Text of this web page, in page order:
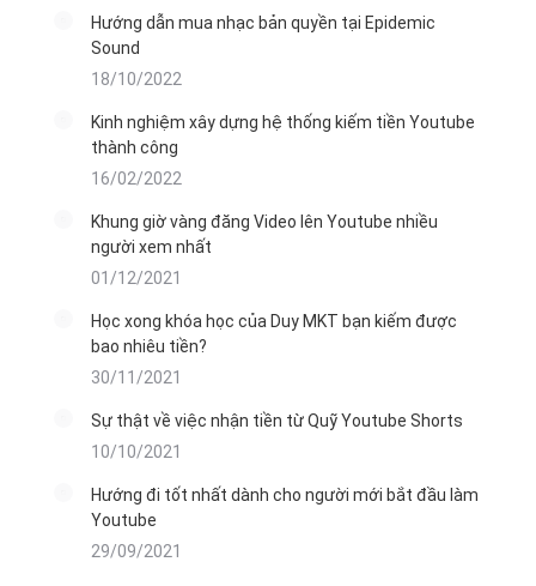
Hướng dẫn mua nhạc bản quyền tại Epidemic
Sound
18/10/2022
Kinh nghiệm xây dựng hệ thống kiếm tiền Youtube
thành công
16/02/2022
Khung giờ vàng đăng Video lên Youtube nhiều
người xem nhất
01/12/2021
Học xong khóa học của Duy MKT bạn kiếm được
bao nhiêu tiền?
30/11/2021
Sự thật về việc nhận tiền từ Quỹ Youtube Shorts
10/10/2021
Hướng đi tốt nhất dành cho người mới bắt đầu làm
Youtube
29/09/2021